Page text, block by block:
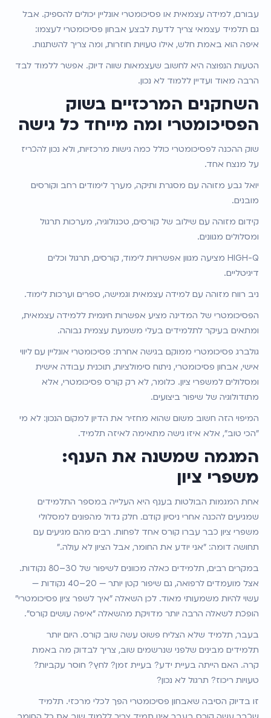
עבורם, למידה עצמאית או פסיכומטרי אונליין יכולים להספיק. אבל
גם תלמיד עצמאי צריך לדעת לבצע אבחון פסיכומטרי לעצמו:
איפה הוא באמת חלש, אילו טעויות חוזרות, ומה צריך להשתנות.
הטעות הנפוצה היא לחשוב שעצמאות שווה דיוק. אפשר ללמוד לבד
הרבה מאוד ועדיין ללמוד לא נכון.
השחקנים המרכזיים בשוק
הפסיכומטרי ומה מייחד כל גישה
שוק ההכנה לפסיכומטרי כולל כמה גישות מרכזיות, ולא נכון להכריז
על מנצח אחד.
יואל גבע מזוהה עם מסגרת ותיקה, מערך לימודים רחב וקורסים
מובנים.
קידום מזוהה עם שילוב של קורסים, טכנולוגיה, מערכות תרגול
ומסלולים מגוונים.
HIGH-Q מציעה מגוון אפשרויות לימוד, קורסים, תרגול וכלים
דיגיטליים.
ניב רווח מזוהה עם למידה עצמאית וגמישה, ספרים וערכות לימוד.
הפסיכומטרי של המדינה מציע אפשרות חינמית ללמידה עצמאית,
ומתאים בעיקר לתלמידים בעלי משמעת עצמית גבוהה.
גולברג פסיכומטרי ממוקם בגישה אחרת: פסיכומטרי אונליין עם ליווי
אישי, אבחון פסיכומטרי, ניתוח סימולציות, תוכנית עבודה אישית
ומסלולים למשפרי ציון. כלומר, לא רק קורס פסיכומטרי, אלא
מתודולוגיה של שיפור ביצועים.
המיפוי הזה חשוב משום שהוא מחזיר את הדיון למקום הנכון: לא מי
"הכי טוב", אלא איזו גישה מתאימה לאיזה תלמיד.
המגמה שמשנה את הענף:
משפרי ציון
אחת המגמות הבולטות בענף היא העלייה במספר התלמידים
שמגיעים להכנה אחרי ניסיון קודם. חלק גדול מהפונים למסלולי
משפרי ציון כבר עברו קורס אחד לפחות. רבים מהם מגיעים עם
תחושה דומה: "אני יודע את החומר, אבל הציון לא עולה."
במקרים רבים, תלמידים כאלה מכוונים לשיפור של 30–80 נקודות.
אצל מועמדים לרפואה, גם שיפור קטן יותר — 20–40 נקודות —
עשוי להיות משמעותי מאוד. לכן השאלה "איך לשפר ציון פסיכומטרי"
הופכת לשאלה הרבה יותר מדויקת מהשאלה "איפה עושים קורס".
בעבר, תלמיד שלא הצליח פשוט עשה שוב קורס. היום יותר
תלמידים מבינים שלפני שנרשמים שוב, צריך לבדוק מה באמת
קרה. האם הייתה בעיית ידע? בעיית זמן? לחץ? חוסר עקביות?
טעויות ריכוז? תרגול לא נכון?
זו בדיוק הסיבה שאבחון פסיכומטרי הפך לכלי מרכזי. תלמיד